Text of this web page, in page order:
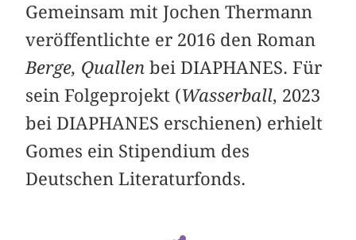
Gemeinsam mit Jochen Thermann
veröffentlichte er 2016 den Roman
Berge, Quallen bei DIAPHANES. Für
sein Folgeprojekt (Wasserball, 2023
bei DIAPHANES erschienen) erhielt
Gomes ein Stipendium des
Deutschen Literaturfonds.